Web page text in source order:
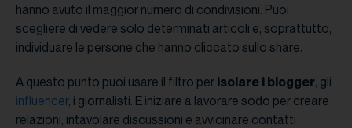
hanno avuto il maggior numero di condivisioni. Puoi
scegliere di vedere solo determinati articoli e, soprattutto,
individuare le persone che hanno cliccato sullo share.
A questo punto puoi usare il filtro per isolare i blogger, gli
influencer, i giornalisti. E iniziare a lavorare sodo per creare
relazioni, intavolare discussioni e avvicinare contatti